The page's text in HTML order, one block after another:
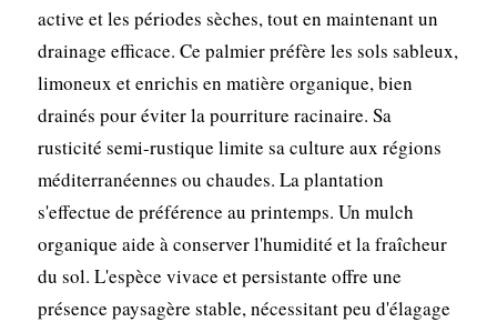
active et les périodes sèches, tout en maintenant un
drainage efficace. Ce palmier préfère les sols sableux,
limoneux et enrichis en matière organique, bien
drainés pour éviter la pourriture racinaire. Sa
rusticité semi-rustique limite sa culture aux régions
méditerranéennes ou chaudes. La plantation
s'effectue de préférence au printemps. Un mulch
organique aide à conserver l'humidité et la fraîcheur
du sol. L'espèce vivace et persistante offre une
présence paysagère stable, nécessitant peu d'élagage